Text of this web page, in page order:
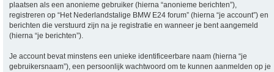
plaatsen als een anonieme gebruiker (hierna “anonieme berichten”),
registreren op “Het Nederlandstalige BMW E24 forum” (hierna “je account”) en
berichten die verstuurd zijn na je registratie en wanneer je bent aangemeld
(hierna “je berichten”).
Je account bevat minstens een unieke identificeerbare naam (hierna “je
gebruikersnaam”), een persoonlijk wachtwoord om te kunnen aanmelden op je